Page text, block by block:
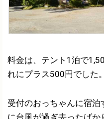
料金は、テント1泊で
れにプラス500円でした。
受付のおっちゃんに宿
に台風が過ぎ去ったば